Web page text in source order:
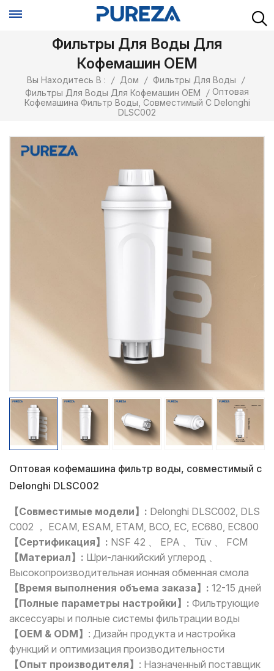
Фильтры Для Воды Для
Кофемашин OEM
Вы Находитесь В : / Дом / Фильтры Для Воды
/
Фильтры Для Воды Для Кофемашин OEM
/ Оптовая
Кофемашина Фильтр Воды, Совместимый С Delonghi
DLSC002
Оптовая кофемашина фильтр воды, совместимый с
Delonghi DLSC002
【Совместимые модели】: Delonghi DLSC002, DLS
C002 ， ECAM, ESAM, ETAM, BCO, EC, EC680, EC800
【Сертификация】: NSF 42 、 EPA 、 Tüv 、 FCM
【Материал】: Шри-ланкийский углерод 、
Высокопроизводительная ионная обменная смола
【Время выполнения объема заказа】: 12-15 дней
【Полные параметры настройки】: Фильтрующие
аксессуары и полные системы фильтрации воды
【OEM & ODM】 : Дизайн продукта и настройка
функций и оптимизация производительности
【Опыт производителя】 : Назначенный поставщик